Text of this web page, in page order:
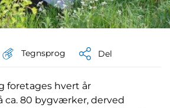
Tegnsprog Del
foretages hvert år
ca. 80 bygværker, derved